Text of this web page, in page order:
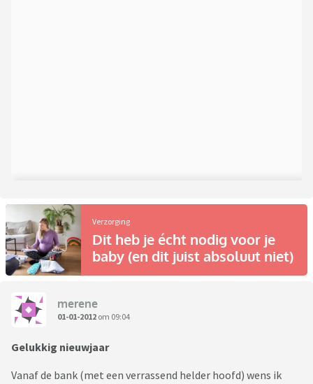
Verzorging
Dit heb je écht nodig voor je
baby (en dit juist absoluut niet)
merene
01-01-2012 om 09:04
Gelukkig nieuwjaar
Vanaf de bank (met een verrassend helder hoofd) wens ik